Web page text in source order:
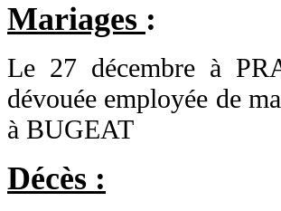
Mariages :
Le 27 décembre à
dévouée employée de
à BUGEAT
Décès :